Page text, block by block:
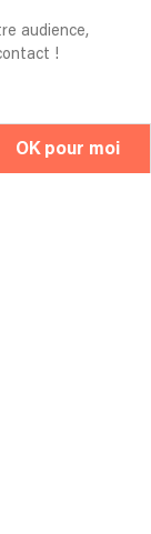
audience,
!
OK pour moi